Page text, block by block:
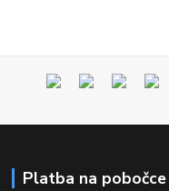
Platba na pobočce